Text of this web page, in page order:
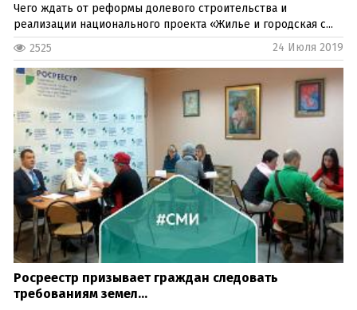
Чего ждать от реформы долевого строительства и
реализации национального проекта «Жилье и городская с...
2525
24 Июля 2019
Росреестр призывает граждан следовать
требованиям земел...